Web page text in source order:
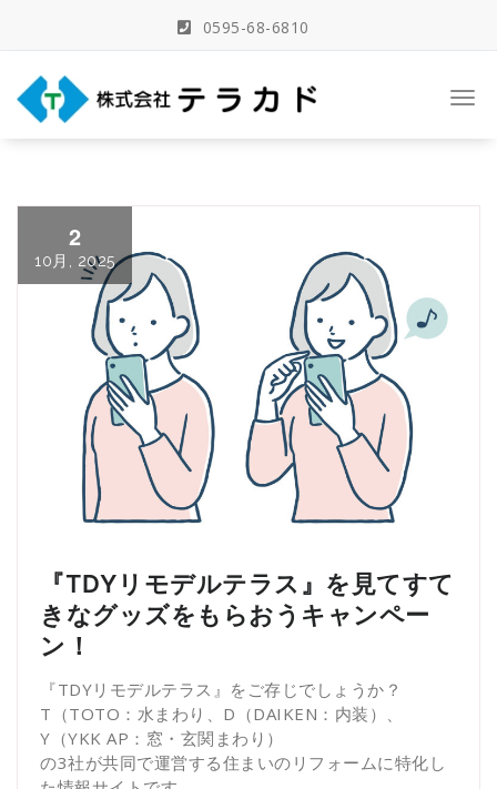
content
0595-68-6810
三重県名張市の建築事務所
2
10月, 2025
『TDYリモデルテラス』を見てすて
きなグッズをもらおうキャンペー
ン！
『TDYリモデルテラス』をご存じでしょうか？
T（TOTO：水まわり、D（DAIKEN：内装）、
Y（YKK AP：窓・玄関まわり）
の3社が共同で運営する住まいのリフォームに特化し